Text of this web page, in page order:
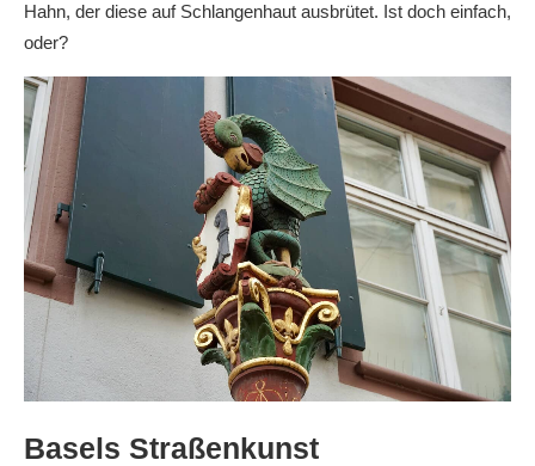
Hahn, der diese auf Schlangenhaut ausbrütet. Ist doch einfach,
oder?
Basels Straßenkunst